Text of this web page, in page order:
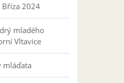
2024
mladého
Vltavice
mláďata